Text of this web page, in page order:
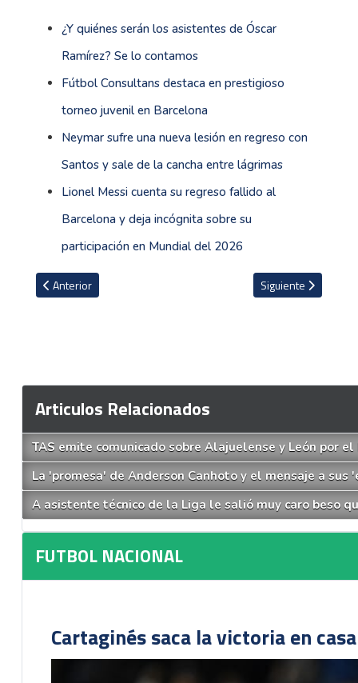
¿Y quiénes serán los asistentes de Óscar
Ramírez? Se lo contamos
Fútbol Consultans destaca en prestigioso
torneo juvenil en Barcelona
Neymar sufre una nueva lesión en regreso con
Santos y sale de la cancha entre lágrimas
Lionel Messi cuenta su regreso fallido al
Barcelona y deja incógnita sobre su
participación en Mundial del 2026
Artículo anterior: Equipo U-15 de Fútbol Consultans cae
Anterior Artículo siguiente:
Siguiente
Articulos Relacionados
TAS emite comunicado sobre Alajuelense y León por
La 'promesa' de Anderson Canhoto y el mensaje a sus
A asistente técnico de la Liga le salió muy caro beso
FUTBOL NACIONAL
Cartaginés saca la victoria en